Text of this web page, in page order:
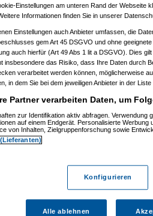
Einstellungen am unteren Rand der Webseite
Informationen finden Sie in unserer
Einstellungen auch Anbieter umfassen, die
gem Art 45 DSGVO und ohne
auch hierfür (Art 49 Abs 1 lit a DSGVO). Dies
insbesondere das Risiko, dass Ihre Daten durch
verarbeitet werden können, möglicherweise
in dem Sie bei dem jeweiligen Anbieter in der
Partner verarbeiten Daten, um
zur Identifikation aktiv abfragen. Verwendung
auf einem Endgerät. Personalisierte Werbung
von Inhalten, Zielgruppenforschung sowie
Konfigurieren
Alle ablehnen